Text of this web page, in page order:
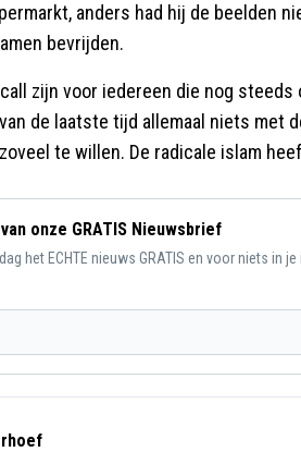
anders had hij de beelden
bevrijden.
zijn voor iedereen die nog
de laatste tijd allemaal niets met
te willen. De radicale islam
onze GRATIS Nieuwsbrief
dag het ECHTE nieuws GRATIS en voor niets in